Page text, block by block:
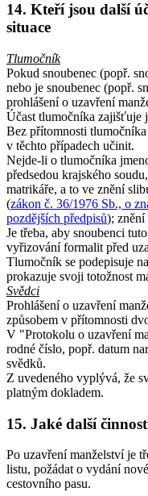
14. Kteří jsou další
situace
Tlumočník
Pokud snoubenec (popř.
nebo je snoubenec (popř.
prohlášení o uzavření
Účast tlumočníka zajišťuje
Bez přítomnosti
v těchto případech učinit.
Nejde-li o tlumočníka
předsedou krajského
matrikáře, a to ve znění
(zákon č. 36/1976 Sb., o
pozdějších předpisů); znění
Je třeba, aby snoubenci
vyřizování formalit před
Tlumočník se podepisuje
prokazuje svoji totožnost
Svědci
Prohlášení o uzavření
způsobem v přítomnosti
V "Protokolu o uzavření
rodné číslo, popř. datum
svědků.
Z uvedeného vyplývá, že
platným dokladem.
15. Jaké další
Po uzavření manželství je
listu, požádat o vydání
cestovního pasu.